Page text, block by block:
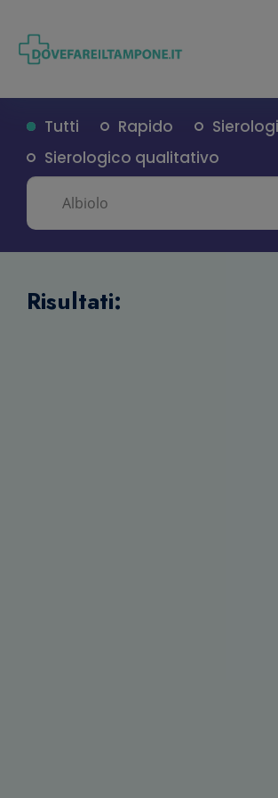
Tutti Rapido
Sierologico qualitativo
Risultati: